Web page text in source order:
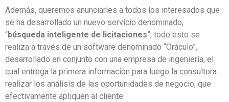
Además, queremos anunciarles a todos los interesados que
se ha desarrollado un nuevo servicio denominado,
“búsqueda inteligente de licitaciones”, todo esto se
realiza a través de un software denominado “Oráculo”,
desarrollado en conjunto con una empresa de ingeniería, el
cual entrega la primera información para luego la consultora
realizar los análisis de las oportunidades de negocio, que
efectivamente apliquen al cliente.